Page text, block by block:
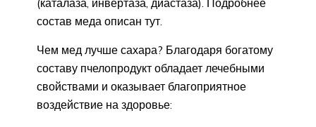
(каталаза, инвертаза, диастаза). Подробнее
состав меда описан тут.
Чем мед лучше сахара? Благодаря богатому
составу пчелопродукт обладает лечебными
свойствами и оказывает благоприятное
воздействие на здоровье: